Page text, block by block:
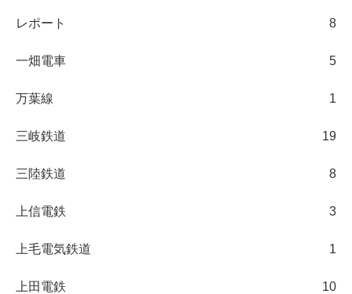
レポート 8
一畑電車 5
万葉線 1
三岐鉄道 19
三陸鉄道 8
上信電鉄 3
上毛電気鉄道 1
上田電鉄 10